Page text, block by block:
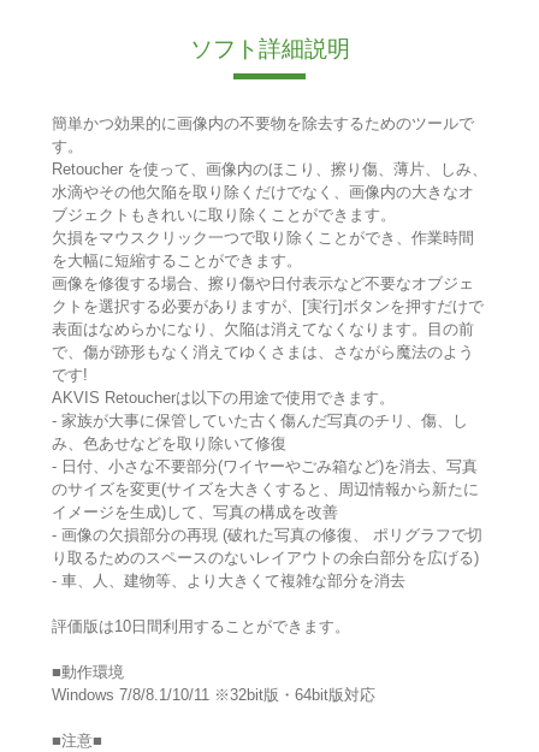
ソフト詳細説明
簡単かつ効果的に画像内の不要物を除去するためのツールで
す。
Retoucher を使って、画像内のほこり、擦り傷、薄片、しみ、
水滴やその他欠陥を取り除くだけでなく、画像内の大きなオ
ブジェクトもきれいに取り除くことができます。
欠損をマウスクリック一つで取り除くことができ、作業時間
を大幅に短縮することができます。
画像を修復する場合、擦り傷や日付表示など不要なオブジェ
クトを選択する必要がありますが、[実行]ボタンを押すだけで
表面はなめらかになり、欠陥は消えてなくなります。目の前
で、傷が跡形もなく消えてゆくさまは、さながら魔法のよう
です!
AKVIS Retoucherは以下の用途で使用できます。
- 家族が大事に保管していた古く傷んだ写真のチリ、傷、し
み、色あせなどを取り除いて修復
- 日付、小さな不要部分(ワイヤーやごみ箱など)を消去、写真
のサイズを変更(サイズを大きくすると、周辺情報から新たに
イメージを生成)して、写真の構成を改善
- 画像の欠損部分の再現 (破れた写真の修復、 ポリグラフで切
り取るためのスペースのないレイアウトの余白部分を広げる)
- 車、人、建物等、より大きくて複雑な部分を消去
評価版は10日間利用することができます。
■動作環境
Windows 7/8/8.1/10/11 ※32bit版・64bit版対応
■注意■